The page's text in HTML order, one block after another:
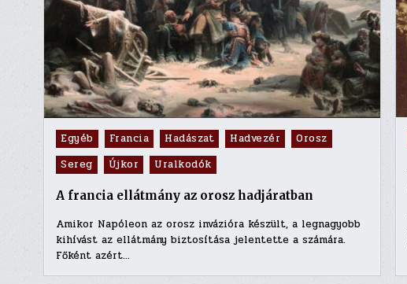
Posted
in
Egyéb Francia Hadászat Hadvezér
Orosz
Sereg
Újkor Uralkodók
A francia ellátmány az orosz hadjáratban
Amikor Napóleon az orosz invázióra készült, a legnagyobb
kihívást az ellátmány biztosítása jelentette a számára.
Főként azért…